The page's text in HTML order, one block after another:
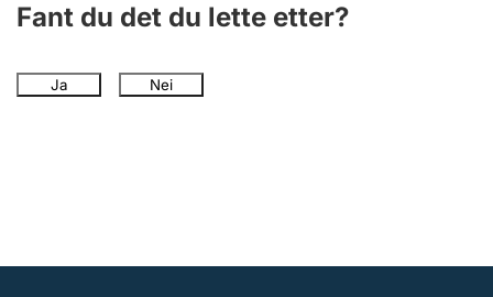
Fant du det du lette etter?
Ja Nei